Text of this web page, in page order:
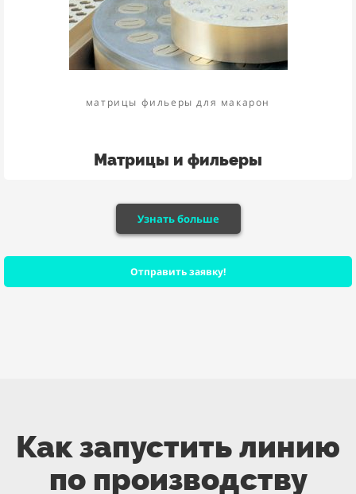
матрицы фильеры для макарон
Матрицы и фильеры
Узнать больше
Отправить заявку!
Как запустить линию
по производству